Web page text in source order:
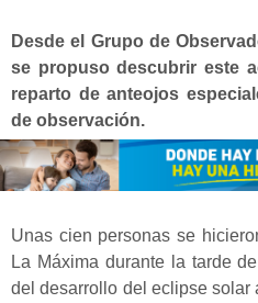
Desde el Grupo de
se propuso descubrir este
reparto de anteojos
de observación.
Unas cien personas se
La Máxima durante la tarde
del desarrollo del eclipse solar